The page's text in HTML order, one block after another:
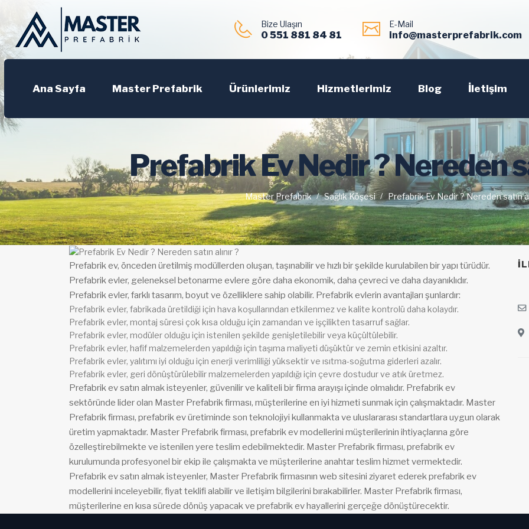
Bize Ulaşın
0 551 881 84 81
E-Mail
info@masterprefabrik.com
Ana Sayfa Master Prefabrik Ürünlerimiz Hizmetlerimiz Blog İletişim
Prefabrik Ev Nedir ? Nereden
Master Prefabrik Sağlık Köşesi Prefabrik Ev Nedir ? Nereden satın
Prefabrik ev, önceden üretilmiş modüllerden oluşan, taşınabilir ve hızlı bir şekilde kurulabilen bir yapı türüdür.
Prefabrik evler, geleneksel betonarme evlere göre daha ekonomik, daha çevreci ve daha dayanıklıdır.
Prefabrik evler, farklı tasarım, boyut ve özelliklere sahip olabilir. Prefabrik evlerin avantajları şunlardır:
Prefabrik evler, fabrikada üretildiği için hava koşullarından etkilenmez ve kalite kontrolü daha kolaydır.
Prefabrik evler, montaj süresi çok kısa olduğu için zamandan ve işçilikten tasarruf sağlar.
Prefabrik evler, modüler olduğu için istenilen şekilde genişletilebilir veya küçültülebilir.
Prefabrik evler, hafif malzemelerden yapıldığı için taşıma maliyeti düşüktür ve zemin etkisini azaltır.
Prefabrik evler, yalıtımı iyi olduğu için enerji verimliliği yüksektir ve ısıtma-soğutma giderleri azalır.
Prefabrik evler, geri dönüştürülebilir malzemelerden yapıldığı için çevre dostudur ve atık üretmez.
Prefabrik ev satın almak isteyenler, güvenilir ve kaliteli bir firma arayışı içinde olmalıdır. Prefabrik ev
sektöründe lider olan Master Prefabrik firması, müşterilerine en iyi hizmeti sunmak için çalışmaktadır. Master
Prefabrik firması, prefabrik ev üretiminde son teknolojiyi kullanmakta ve uluslararası standartlara uygun olarak
üretim yapmaktadır. Master Prefabrik firması, prefabrik ev modellerini müşterilerinin ihtiyaçlarına göre
özelleştirebilmekte ve istenilen yere teslim edebilmektedir. Master Prefabrik firması, prefabrik ev
kurulumunda profesyonel bir ekip ile çalışmakta ve müşterilerine anahtar teslim hizmet vermektedir.
Prefabrik ev satın almak isteyenler, Master Prefabrik firmasının web sitesini ziyaret ederek prefabrik ev
modellerini inceleyebilir, fiyat teklifi alabilir ve iletişim bilgilerini bırakabilirler. Master Prefabrik firması,
müşterilerine en kısa sürede dönüş yapacak ve prefabrik ev hayallerini gerçeğe dönüştürecektir.